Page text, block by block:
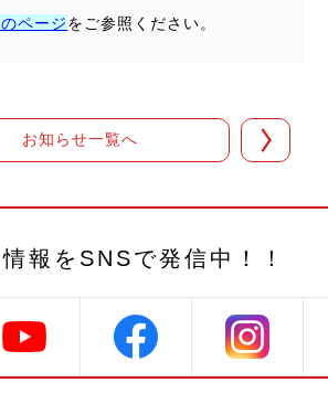
ページをご参照ください。
お知らせ一覧へ
報を SNSで発信中！！